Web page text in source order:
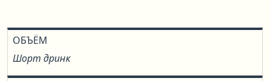
ОБЪЁМ
Шорт дринк